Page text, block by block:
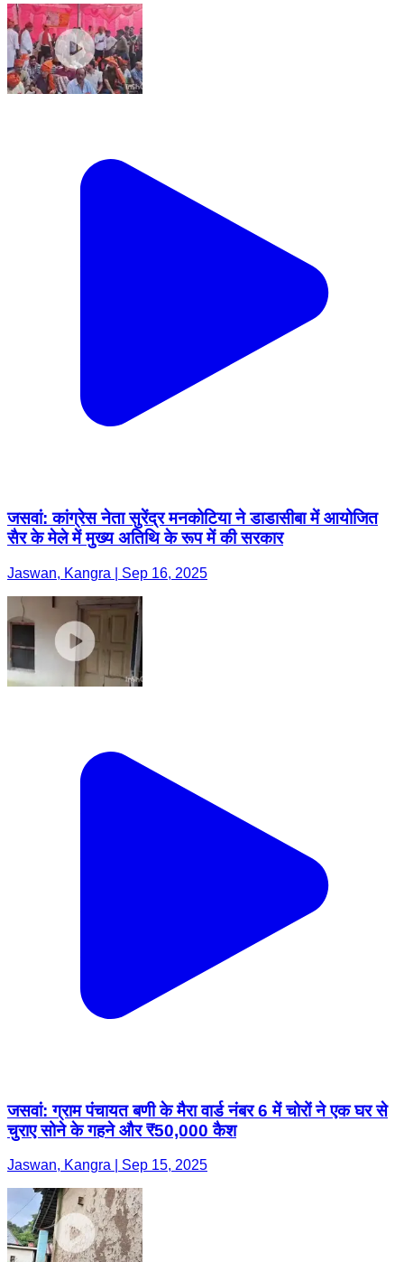
जसवां: कांग्रेस नेता सुरेंद्र मनकोटिया ने डाडासीबा में आयोजित
सैर के मेले में मुख्य अतिथि के रूप में की सरकार
Jaswan, Kangra | Sep 16, 2025
जसवां: ग्राम पंचायत बणी के मैरा वार्ड नंबर 6 में चोरों ने एक घर से
चुराए सोने के गहने और ₹50,000 कैश
Jaswan, Kangra | Sep 15, 2025